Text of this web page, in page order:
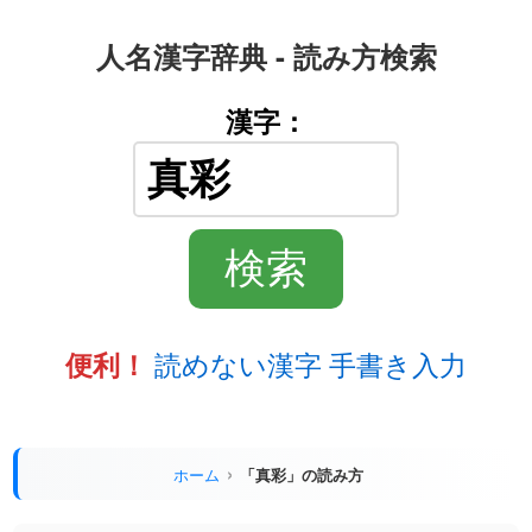
人名漢字辞典 - 読み方検索
漢字：
便利！ 読めない漢字 手書き入力
ホーム 「真彩」の読み方